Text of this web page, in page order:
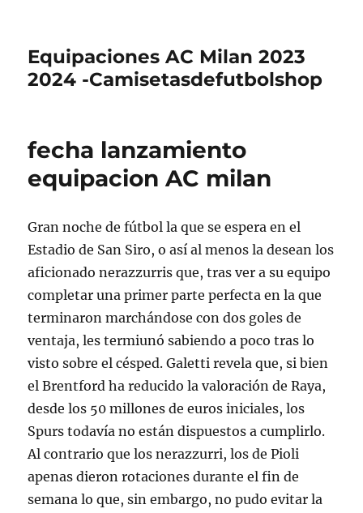
Equipaciones AC Milan 2023
2024 -Camisetasdefutbolshop
fecha lanzamiento
equipacion AC milan
Gran noche de fútbol la que se espera en el
Estadio de San Siro, o así al menos la desean los
aficionado nerazzurris que, tras ver a su equipo
completar una primer parte perfecta en la que
terminaron marchándose con dos goles de
ventaja, les termiunó sabiendo a poco tras lo
visto sobre el césped. Galetti revela que, si bien
el Brentford ha reducido la valoración de Raya,
desde los 50 millones de euros iniciales, los
Spurs todavía no están dispuestos a cumplirlo.
Al contrario que los nerazzurri, los de Pioli
apenas dieron rotaciones durante el fin de
semana lo que, sin embargo, no pudo evitar la